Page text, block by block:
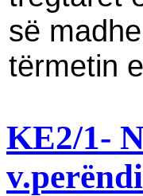
së
tërmetin
KE2/1-